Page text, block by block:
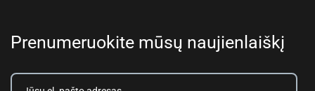
Prenumeruokite mūsų naujienlaiškį